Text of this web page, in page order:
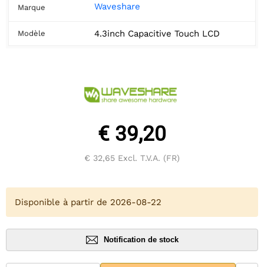
Marque Waveshare
Modèle 4.3inch Capacitive Touch LCD
€ 39,20
€ 32,65 Excl. T.V.A. (FR)
Disponible à partir de 2026-08-22
Notification de stock